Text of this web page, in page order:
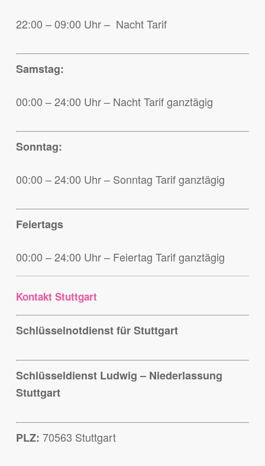
22:00 – 09:00 Uhr – Nacht Tarif
Samstag:
00:00 – 24:00 Uhr – Nacht Tarif ganztägig
Sonntag:
00:00 – 24:00 Uhr – Sonntag Tarif ganztägig
Feiertags
00:00 – 24:00 Uhr – Feiertag Tarif ganztägig
Kontakt Stuttgart
Schlüsselnotdienst für Stuttgart
Schlüsseldienst Ludwig – Niederlassung
Stuttgart
PLZ: 70563 Stuttgart